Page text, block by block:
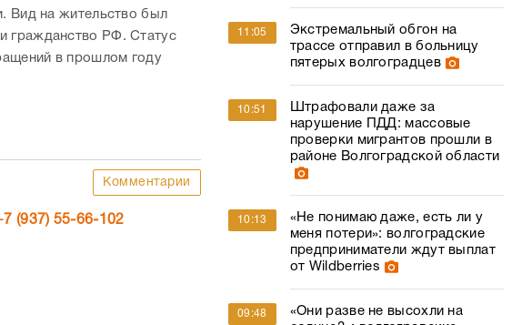
Вид на жительство был
гражданство РФ. Статус
в прошлом году
Комментарии
(937) 55-66-102
11:05
Экстремальный обгон на
трассе отправил в больницу
пятерых волгоградцев
10:51
Штрафовали даже за
нарушение ПДД: массовые
проверки мигрантов прошли в
районе Волгоградской области
10:13
«Не понимаю даже, есть ли у
меня потери»: волгоградские
предприниматели ждут выплат
от Wildberries
09:48
«Они разве не высохли на